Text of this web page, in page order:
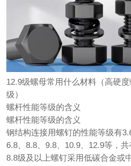
12.9级螺母常用什么材料（高硬
级）
螺杆性能等级的含义
螺杆性能等级的含义
钢结构连接用螺钉的性能等级有
6.8、8.8、9.8、10.9、12.9等，
8.8级及以上螺钉采用低碳合金或